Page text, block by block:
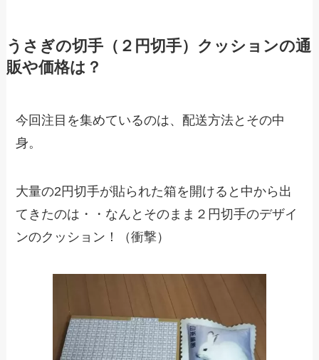
うさぎの切手（２円切手）クッションの通
販や価格は？
今回注目を集めているのは、配送方法とその中
身。
大量の2円切手が貼られた箱を開けると中から出
てきたのは・・なんとそのまま２円切手のデザイ
ンのクッション！（衝撃）